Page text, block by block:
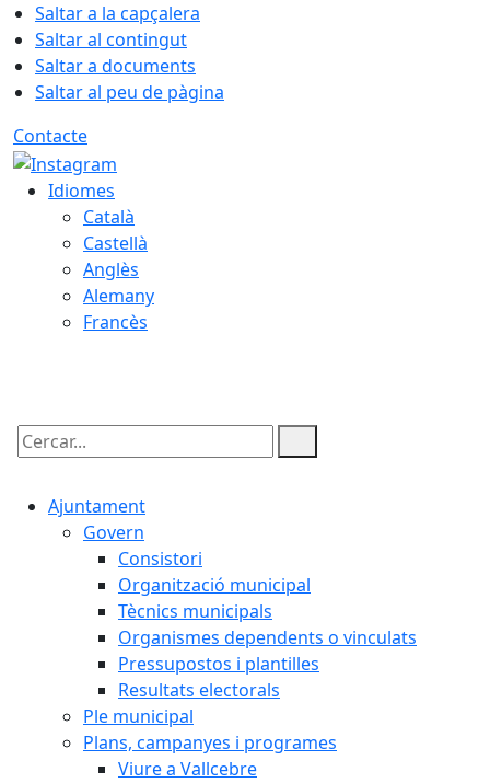
Saltar a la capçalera
Saltar al contingut
Saltar a documents
Saltar al peu de pàgina
Contacte
Idiomes
Català
Castellà
Anglès
Alemany
Francès
Cercar:
Ajuntament
Govern
Consistori
Organització municipal
Tècnics municipals
Organismes dependents o vinculats
Pressupostos i plantilles
Resultats electorals
Ple municipal
Plans, campanyes i programes
Viure a Vallcebre